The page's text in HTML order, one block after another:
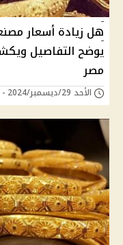
هل زيادة أسعار
يوضح التفاصيل
مصر
الأحد 29/ديسمبر/2024 - 11:28 م